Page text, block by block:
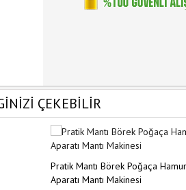
ÇEKEBİLİR
Pratik Mantı Börek Poğaça
Aparatı Mantı Makinesi